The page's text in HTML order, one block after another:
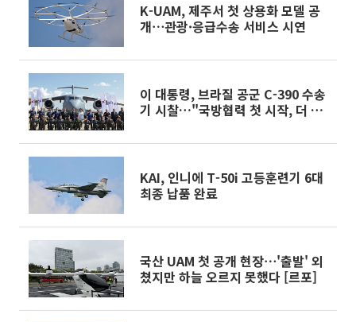
K-UAM, 제주서 첫 상용화 모델 공
개⋯관광·응급수송 서비스 시연
이 대통령, 브라질 공군 C-390 수송
기 시찰…"국방협력 첫 시작, 더 많
KAI, 인니에 T-50i 고등훈련기 6대
최종 납품 완료
국산 UAM 첫 공개 현장⋯'출발' 외
쳤지만 하늘 오르지 못했다 [르포]